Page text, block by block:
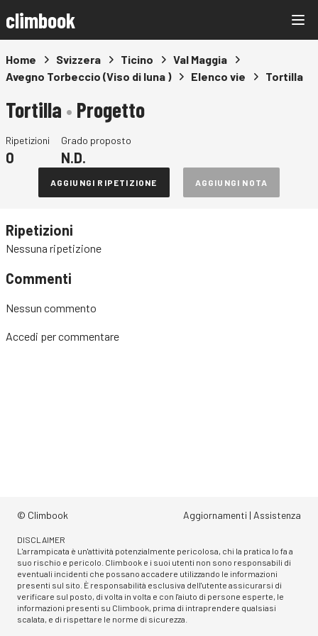
climbook
Home Svizzera Ticino
Val Maggia
Avegno Torbeccio (Viso di luna )
Elenco vie Tortilla
Tortilla • Progetto
Ripetizioni
0
Grado proposto
N.D.
AGGIUNGI RIPETIZIONE AGGIUNGI NOTA
Ripetizioni
Nessuna ripetizione
Commenti
Nessun commento
Accedi per commentare
© Climbook Aggiornamenti | Assistenza
DISCLAIMER
L'arrampicata è un'attività potenzialmente pericolosa, chi la pratica lo fa a
suo rischio e pericolo. Climbook e i suoi utenti non sono responsabili di
eventuali incidenti che possano accadere utilizzando le informazioni
presenti sul sito. È responsabilità esclusiva dell'utente assicurarsi di
verificare sul posto, di volta in volta e con l'aiuto di persone esperte, le
informazioni presenti su Climbook, prima di intraprendere qualsiasi
scalata, e di rispettare le norme di sicurezza.